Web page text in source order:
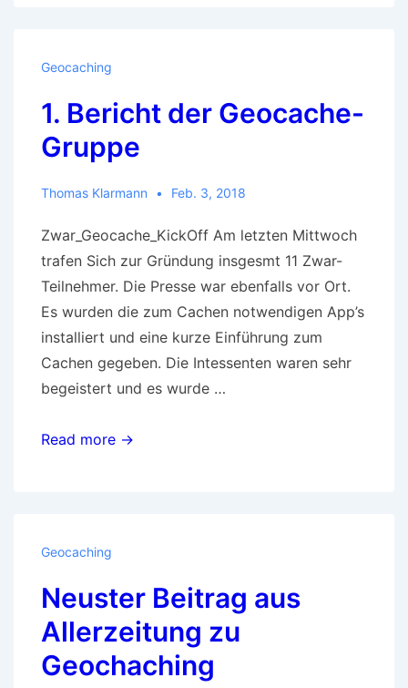
11.02.2018
Geocaching
1. Bericht der Geocache-
Gruppe
Thomas Klarmann Feb. 3, 2018
Zwar_Geocache_KickOff Am letzten Mittwoch
trafen Sich zur Gründung insgesmt 11 Zwar-
Teilnehmer. Die Presse war ebenfalls vor Ort.
Es wurden die zum Cachen notwendigen App’s
installiert und eine kurze Einführung zum
Cachen gegeben. Die Intessenten waren sehr
begeistert und es wurde …
1.
Read more →
Geocaching
Neuster Beitrag aus
Allerzeitung zu
Geochaching